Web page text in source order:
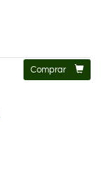
Comprar